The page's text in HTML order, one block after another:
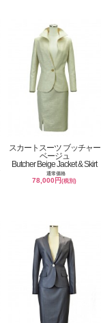
スカートスーツ ブッチャー
ベージュ
Butcher Beige Jacket & Skirt
通常価格
78,000円(税別)